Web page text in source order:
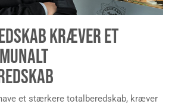
KRÆVER ET
et stærkere totalberedskab, kræver